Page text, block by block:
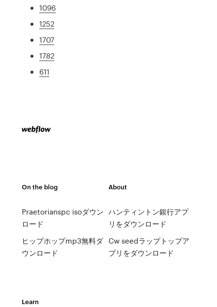
1096
1252
1707
1782
611
On the blog
Praetorianspc isoダウン
ロード
ヒップホップmp3無料ダ
ウンロード
About
ハンティントン銀行アプ
リをダウンロード
Cw seedラップトップア
プリをダウンロード
Learn